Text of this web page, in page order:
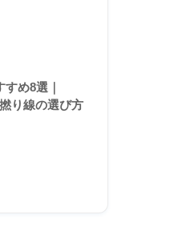
め8選｜
り線の選び方